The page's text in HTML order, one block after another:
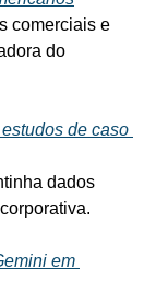
comerciais e
do
de caso
dados
em